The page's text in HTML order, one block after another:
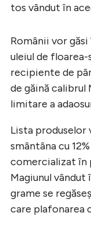
tos vândut în
Românii vor
uleiul de
recipiente de
de găină calibrul
limitare a
Lista produselor
smântâna cu
comercializat în
Magiunul vândut
grame se
care plafonarea